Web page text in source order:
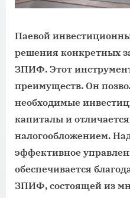
Паевой
решения конкретных
ЗПИФ. Этот
преимуществ. Он
необходимые
капиталы и
налогообложением.
эффективное
обеспечивается
ЗПИФ, состоящей из